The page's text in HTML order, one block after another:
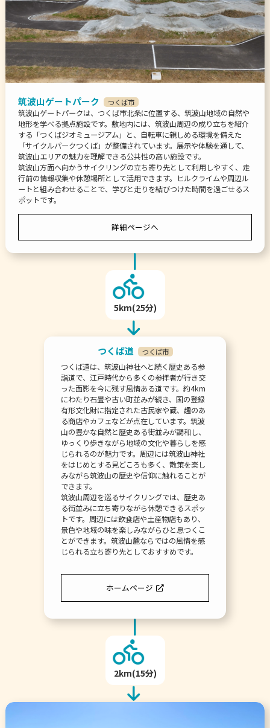
筑波山ゲートパーク つくば市
筑波山ゲートパークは、つくば市北条に位置する、筑波山地域の自然や
地形を学べる拠点施設です。敷地内には、筑波山周辺の成り立ちを紹介
する「つくばジオミュージアム」と、自転車に親しめる環境を備えた
「サイクルパークつくば」が整備されています。展示や体験を通して、
筑波山エリアの魅力を理解できる公共性の高い施設です。
筑波山方面へ向かうサイクリングの立ち寄り先として利用しやすく、走
行前の情報収集や休憩場所として活用できます。ヒルクライムや周辺ル
ートと組み合わせることで、学びと走りを結びつけた時間を過ごせるス
ポットです。
詳細ページへ
5km(25分)
つくば道 つくば市
つくば道は、筑波山神社へと続く歴史ある参
詣道で、江戸時代から多くの参拝者が行き交
った面影を今に残す風情ある道です。約4km
にわたり石畳や古い町並みが続き、国の登録
有形文化財に指定された古民家や蔵、趣のあ
る商店やカフェなどが点在しています。筑波
山の豊かな自然と歴史ある街並みが調和し、
ゆっくり歩きながら地域の文化や暮らしを感
じられるのが魅力です。周辺には筑波山神社
をはじめとする見どころも多く、散策を楽し
みながら筑波山の歴史や信仰に触れることが
できます。
筑波山周辺を巡るサイクリングでは、歴史あ
る街並みに立ち寄りながら休憩できるスポッ
トです。周辺には飲食店や土産物店もあり、
景色や地域の味を楽しみながらひと息つくこ
とができます。筑波山麓ならではの風情を感
じられる立ち寄り先としておすすめです。
ホームページ
2km(15分)